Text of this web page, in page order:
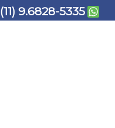
(11) 9.6828-5335